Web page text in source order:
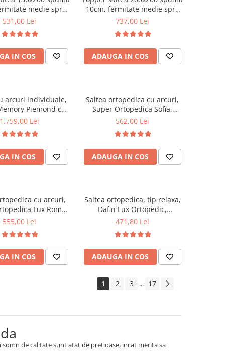
medie spre
poliuretanica,
Saltsib
531,00 Lei
IN COS
10cm, fermitate medie spre
tare, spuma poliuretanica,
microfibra, Saltsib
737,00 Lei
ADAUGA IN COS
arcuri individuale,
Piemond cu
160x200x32cm,
foam 2,5 cm, husa
sistem de aerisire
greutate maxima
100 kg/utilizator,
1.759,00 Lei
IN COS
Saltea ortopedica cu arcuri,
Super Ortopedica Sofia,
130x200x20cm, fermitate
fata vara-iarna, sistem
aerisire cu butoni, Saltex
562,00 Lei
ADAUGA IN COS
cu arcuri,
Lux Roma,
fermitate tare,
sistem aerisire
Saltex
555,00 Lei
IN COS
Saltea ortopedica, tip relaxa,
Dafin Lux Ortopedic,
120x200x21cm, fermitate
Bonell, fata vara-iarna, sistem
de aerisire cu butoni, Salt
Confort
471,80 Lei
ADAUGA IN COS
1 2 3 ... 17
de calitate sunt atat de pretioase, incat merita sa